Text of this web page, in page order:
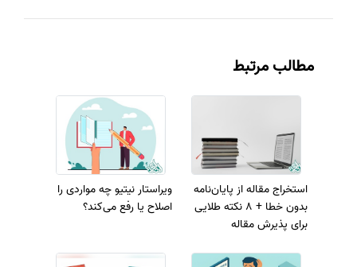
مطالب مرتبط
استخراج مقاله از پایان‌نامه
بدون خطا + 8 نکته طلایی
برای پذیرش مقاله
ویراستار نیتیو چه مواردی را
اصلاح یا رفع می‌کند؟